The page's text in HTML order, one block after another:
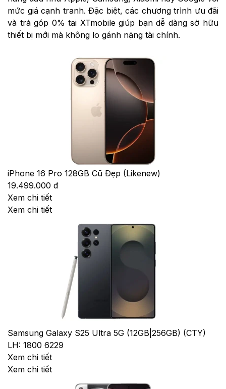
mức giá cạnh tranh. Đặc biệt, các chương trình ưu đãi
và trả góp 0% tại XTmobile giúp bạn dễ dàng sở hữu
thiết bị mới mà không lo gánh nặng tài chính.
iPhone 16 Pro 128GB Cũ Đẹp (Likenew)
19.499.000 đ
Xem chi tiết
Xem chi tiết
Samsung Galaxy S25 Ultra 5G (12GB|256GB) (CTY)
LH: 1800 6229
Xem chi tiết
Xem chi tiết